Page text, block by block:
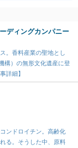
ディングカンパニー
。香料産業の聖地とし
構）の無形文化遺産に登
詳細】
ンドロイチン。高齢化
る。そうした中、原料